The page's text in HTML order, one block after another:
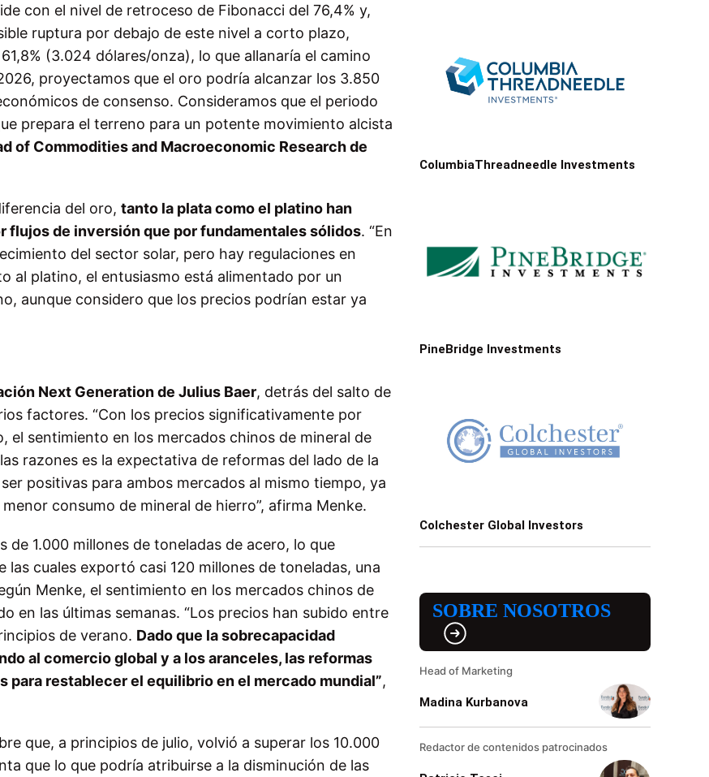
con el nivel de retroceso de Fibonacci del 76,4% y,
ruptura por debajo de este nivel a corto plazo,
(3.024 dólares/onza), lo que allanaría el camino
proyectamos que el oro podría alcanzar los 3.850
de consenso. Consideramos que el periodo
prepara el terreno para un potente movimiento alcista
of Commodities and Macroeconomic Research de
del oro, tanto la plata como el platino han
flujos de inversión que por fundamentales sólidos. “En
del sector solar, pero hay regulaciones en
al platino, el entusiasmo está alimentado por un
aunque considero que los precios podrían estar ya
Next Generation de Julius Baer, detrás del salto de
factores. “Con los precios significativamente por
el sentimiento en los mercados chinos de mineral de
razones es la expectativa de reformas del lado de la
positivas para ambos mercados al mismo tiempo, ya
consumo de mineral de hierro”, afirma Menke.
1.000 millones de toneladas de acero, lo que
cuales exportó casi 120 millones de toneladas, una
Menke, el sentimiento en los mercados chinos de
en las últimas semanas. “Los precios han subido entre
de verano. Dado que la sobrecapacidad
al comercio global y a los aranceles, las reformas
para restablecer el equilibrio en el mercado mundial”,
que, a principios de julio, volvió a superar los 10.000
que lo que podría atribuirse a la disminución de las
ColumbiaThreadneedle Investments
PineBridge Investments
Colchester Global Investors
SOBRE NOSOTROS
Head of Marketing
Madina Kurbanova
Redactor de contenidos patrocinados